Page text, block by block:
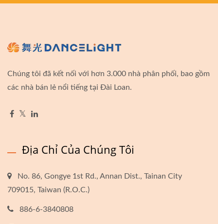
Chúng tôi đã kết nối với hơn 3.000 nhà phân phối, bao gồm
các nhà bán lẻ nổi tiếng tại Đài Loan.
Địa Chỉ Của Chúng Tôi
No. 86, Gongye 1st Rd., Annan Dist., Tainan City
709015, Taiwan (R.O.C.)
886-6-3840808